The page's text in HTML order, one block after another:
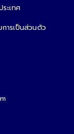
ะเทศ
การเป็นส่วนตัว